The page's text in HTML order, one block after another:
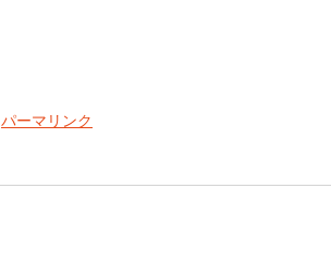
パーマリンク